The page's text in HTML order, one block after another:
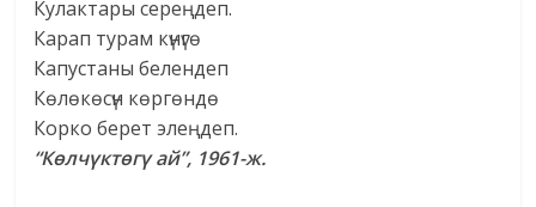
Кулактары сереңдеп.
Карап турам күнүгө
Капустаны белендеп
Көлөкөсүн көргөндө
Корко берет элеңдеп.
“Көлчүктөгү ай”, 1961-ж.